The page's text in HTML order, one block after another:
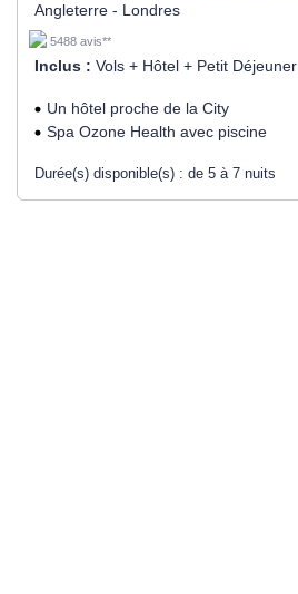
Angleterre - Londres
5488 avis**
Inclus : Vols + Hôtel + Petit Déjeuner
Un hôtel proche de la City
Spa Ozone Health avec piscine
Durée(s) disponible(s) : de 5 à 7 nuits